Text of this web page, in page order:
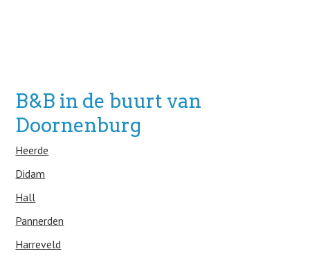
B&B in de buurt van
Doornenburg
Heerde
Didam
Hall
Pannerden
Harreveld